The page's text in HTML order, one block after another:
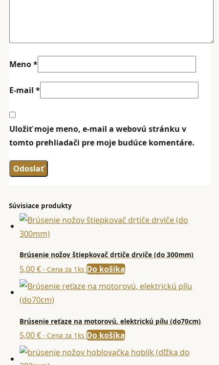
Meno*
E-mail *
Uložiť moje meno, e-mail a webovú stránku v
tomto prehliadači pre moje budúce komentáre.
Súvisiace produkty
Brúsenie nožov štiepkovač drtiče drviče (do 300mm)
5,00€ - Cena za 1ks Do košíka
Brúsenie reťaze na motorovú, elektrickú pílu (do70cm)
5,00€ - Cena za 1ks Do košíka